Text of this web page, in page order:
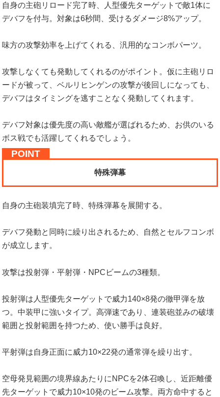
自身の主砲リロード完了時、人型優先ターゲットで敵1体に
デバフを付与。対象は6秒間、受けるダメージ8%アップ。
味方の攻撃効率を上げてくれる、汎用的なコンボパーツ。
攻撃しなくても発動してくれるのがポイント。仮に主砲リロ
ードが被って、ベルリヒンゲンの攻撃が後回しになっても、
デバフはタイミングを逃すことなく発動してくれます。
デバフ対象は優先度の高い敵艦が選ばれるため、お供のいる
ボス戦でも活躍してくれるでしょう。
特殊弾幕
自身の主砲装填完了時、特殊弾幕を展開する。
デバフ発動と同時に繰り出されるため、自然とセルフコンボ
が成立します。
攻撃は投射弾・平射弾・NPCビームの3種類。
投射弾は人型優先ターゲットで威力140×8発の徹甲弾を放
つ。中装甲に強いタイプ。高弾速であり、連装砲並みの破壊
範囲と投射範囲を持つため、使い勝手は良好。
平射弾は自身正面に威力10×22発の通常弾を繰り出す。
空母発見範囲の境界線あたりにNPCを2体召喚し、近距離優
先ターゲットで威力10×10発のビーム攻撃。両方命中すると